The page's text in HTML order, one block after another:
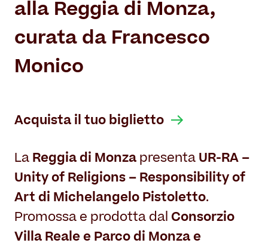
alla Reggia di Monza,
curata da Francesco
Monico
Acquista il tuo biglietto
La Reggia di Monza presenta UR-RA –
Unity of Religions – Responsibility of
Art di Michelangelo Pistoletto.
Promossa e prodotta dal Consorzio
Villa Reale e Parco di Monza e